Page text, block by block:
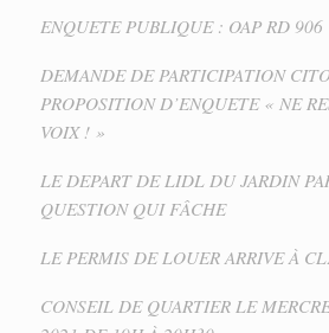
ENQUETE PUBLIQUE : OAP RD 906
DEMANDE DE PARTICIPATION
PROPOSITION D’ENQUETE « NE
VOIX ! »
LE DEPART DE LIDL DU JARDIN
QUESTION QUI FÂCHE
LE PERMIS DE LOUER ARRIVE À
CONSEIL DE QUARTIER LE